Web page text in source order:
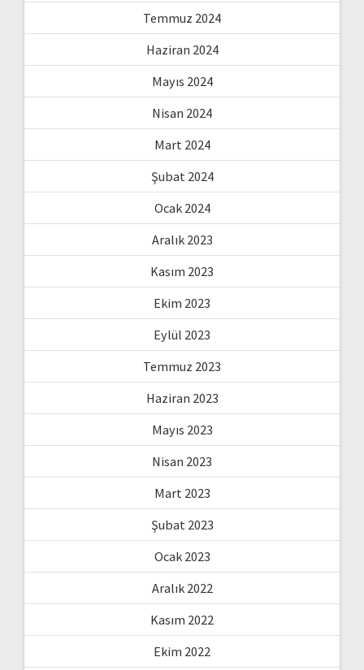
Temmuz 2024
Haziran 2024
Mayıs 2024
Nisan 2024
Mart 2024
Şubat 2024
Ocak 2024
Aralık 2023
Kasım 2023
Ekim 2023
Eylül 2023
Temmuz 2023
Haziran 2023
Mayıs 2023
Nisan 2023
Mart 2023
Şubat 2023
Ocak 2023
Aralık 2022
Kasım 2022
Ekim 2022